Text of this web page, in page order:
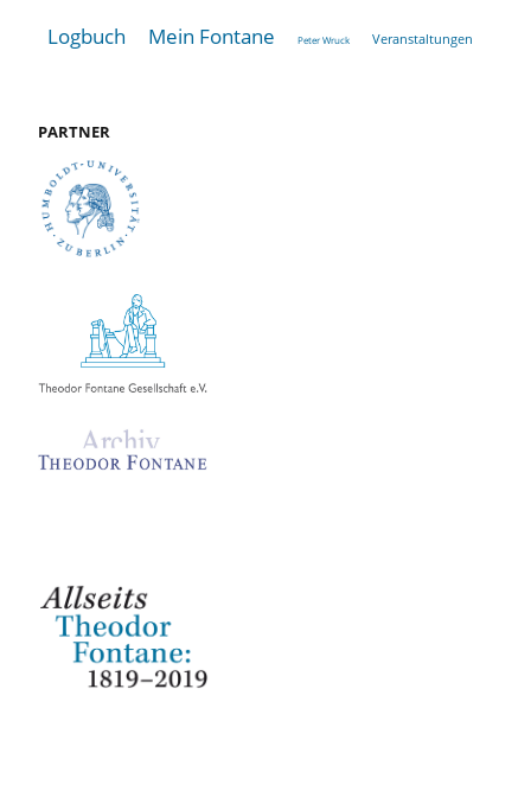
Logbuch Mein Fontane Peter Wruck Veranstaltungen
PARTNER